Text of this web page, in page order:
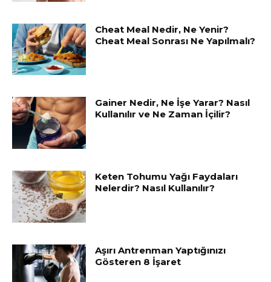
Cheat Meal Nedir, Ne Yenir?
Cheat Meal Sonrası Ne Yapılmalı?
Gainer Nedir, Ne İşe Yarar? Nasıl
Kullanılır ve Ne Zaman İçilir?
Keten Tohumu Yağı Faydaları
Nelerdir? Nasıl Kullanılır?
Aşırı Antrenman Yaptığınızı
Gösteren 8 İşaret